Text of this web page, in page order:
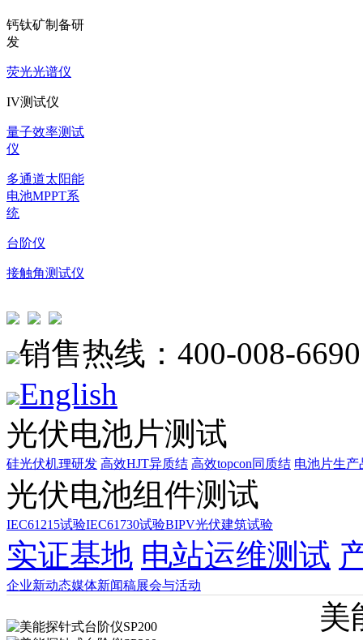
钙钛矿制备研
发
荧光光谱仪
IV测试仪
量子效率测试
仪
多通道太阳能
电池MPPT系
统
台阶仪
接触角测试仪
销售热线：400-008-6690
English
光伏电池片测试
硅光伏机理研发 高效HJT异质结 高效topcon同质结 电池片生产
光伏电池组件测试
IEC61215试验IEC61730试验BIPV光伏建筑试验
实证基地 电站运维测试
企业新动态媒体新闻稿展会与活动
美